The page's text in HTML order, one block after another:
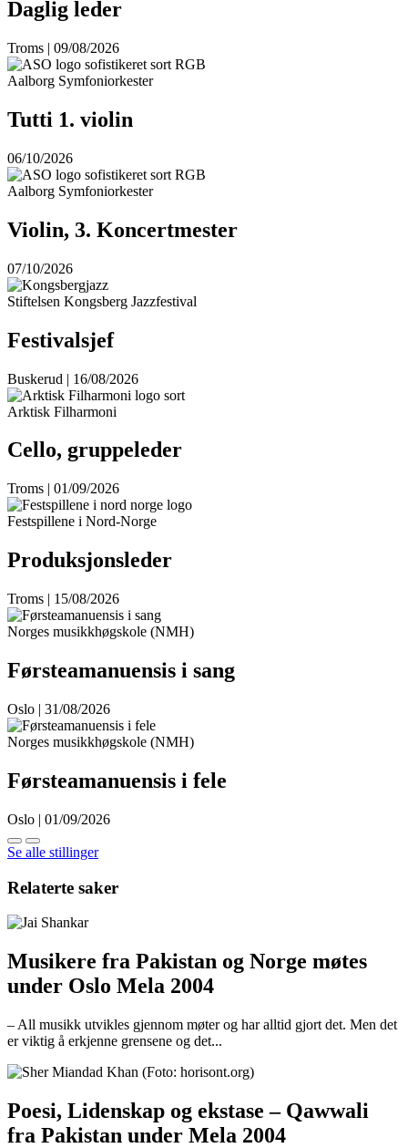
Daglig leder
Troms | 09/08/2026
Aalborg Symfoniorkester
Tutti 1. violin
06/10/2026
Aalborg Symfoniorkester
Violin, 3. Koncertmester
07/10/2026
Stiftelsen Kongsberg Jazzfestival
Festivalsjef
Buskerud | 16/08/2026
Arktisk Filharmoni
Cello, gruppeleder
Troms | 01/09/2026
Festspillene i Nord-Norge
Produksjonsleder
Troms | 15/08/2026
Norges musikkhøgskole (NMH)
Førsteamanuensis i sang
Oslo | 31/08/2026
Norges musikkhøgskole (NMH)
Førsteamanuensis i fele
Oslo | 01/09/2026
Se alle stillinger
Relaterte saker
Musikere fra Pakistan og Norge møtes
under Oslo Mela 2004
– All musikk utvikles gjennom møter og har alltid gjort det. Men det
er viktig å erkjenne grensene og det...
Poesi, Lidenskap og ekstase – Qawwali
fra Pakistan under Mela 2004